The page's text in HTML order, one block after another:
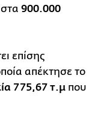
900.000
επίσης
απέκτησε το
775,67 τ.μ που